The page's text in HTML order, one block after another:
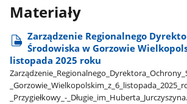
Materiały
Zarządzenie Regionalnego
Środowiska w Gorzowie
listopada 2025 roku
_Przygiełkowy​_-​